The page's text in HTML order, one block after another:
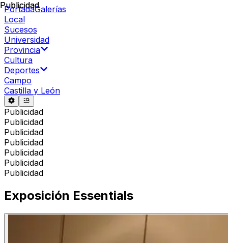
PortadaGalerías
Local
Sucesos
Universidad
Provincia
Cultura
Deportes
Campo
Castilla y León
Publicidad
Publicidad
Publicidad
Publicidad
Publicidad
Publicidad
Publicidad
Publicidad
Exposición Essentials
Publicidad